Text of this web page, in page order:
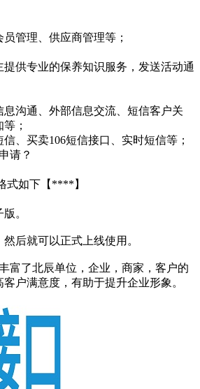
管理、供应商管理等；
提供专业的保养知识服务，发送活动通
沟通、外部信息交流、短信客户关
；
、买卖106短信接口、实时短信等；
请？
式如下【****】
。
后就可以正式上线使用。
富了北辰单位，企业，商家，客户的
户满意度，有助于提升企业形象。